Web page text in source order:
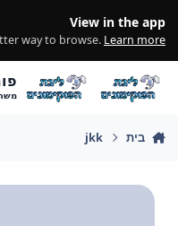
View in the app
way to browse. Learn more
בית jkk